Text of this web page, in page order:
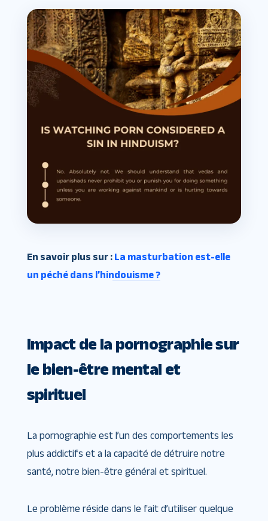
En savoir plus sur :La masturbation est-elle
un péché dans l’hindouisme ?
Impact de la pornographie sur
le bien-être mental et
spirituel
La pornographie est l’un des comportements les
plus addictifs et a la capacité de détruire notre
santé, notre bien-être général et spirituel.
Le problème réside dans le fait d’utiliser quelque